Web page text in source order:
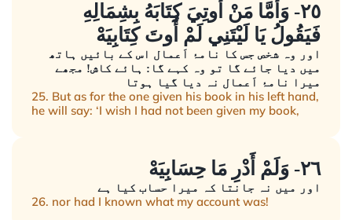
٢٥- وَأَمَّا مَنْ أُوتِيَ كِتَابَهُ بِشِمَالِهِ
فَيَقُولُ يَا لَيْتَنِي لَمْ أُوتَ كِتَابِيَهْ
اور وہ شخص جس کا نامۂ اَعمال اس کے بائیں ہاتھ
میں دیا جائے گا تو وہ کہے گا: ہائے کاش! مجھے
میرا نامۂ اَعمال نہ دیا گیا ہوتا
25. But as for the one given his book in his left hand,
he will say: ‘I wish I had not been given my book,
٢٦- وَلَمْ أَدْرِ مَا حِسَابِيَهْ
اور میں نہ جانتا کہ میرا حساب کیا ہے
26. nor had I known what my account was!